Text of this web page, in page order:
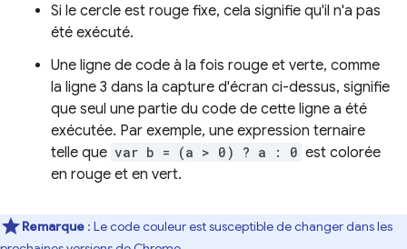
Si le cercle est rouge fixe, cela signifie qu'il n'a pas
été exécuté.
Une ligne de code à la fois rouge et verte, comme
la ligne 3 dans la capture d'écran ci-dessus, signifie
que seul une partie du code de cette ligne a été
exécutée. Par exemple, une expression ternaire
telle que var b = (a > 0) ? a : 0 est colorée
en rouge et en vert.
Remarque : Le code couleur est susceptible de changer dans les